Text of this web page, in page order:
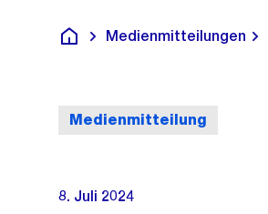
Deutsch
Medienmitteilungen
Medienmitteilung
8. Juli 2024